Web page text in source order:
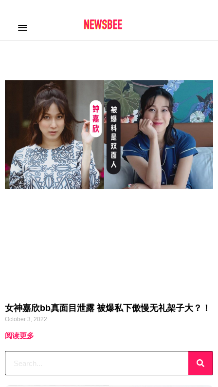
女神嘉欣bb真面目泄露 被爆私下傲慢无礼架子大？！
October 3, 2022
阅读更多